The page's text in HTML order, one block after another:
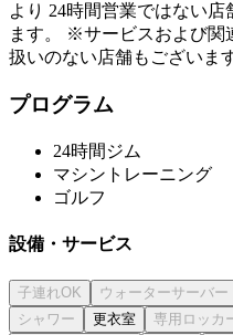
より 24時間営業ではない
ます。 ※サービスおよび関
扱いのない店舗もございます
プログラム
24時間ジム
マシントレーニング
ゴルフ
設備・サービス
更衣室